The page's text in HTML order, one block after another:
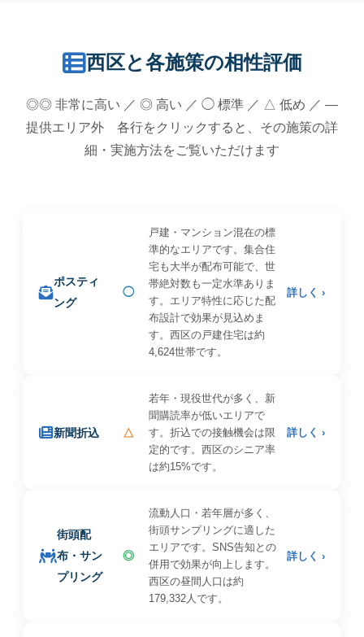
西区と各施策の相性評価
◎◎ 非常に高い ／ ◎ 高い ／ ◯ 標準 ／ △ 低め ／ —
提供エリア外 各行をクリックすると、その施策の詳
細・実施方法をご覧いただけます
ポスティ
ング
◯
戸建・マンション混在の標
準的なエリアです。集合住
宅も大半が配布可能で、世
帯絶対数も一定水準ありま
す。エリア特性に応じた配
布設計で効果が見込めま
す。西区の戸建住宅は約
4,624世帯です。
詳しく ›
新聞折込 △
若年・現役世代が多く、新
聞購読率が低いエリアで
す。折込での接触機会は限
定的です。西区のシニア率
は約15%です。
詳しく ›
街頭配
布・サン
プリング
◎
流動人口・若年層が多く、
街頭サンプリングに適した
エリアです。SNS告知との
併用で効果が向上します。
西区の昼間人口は約
179,332人です。
詳しく ›